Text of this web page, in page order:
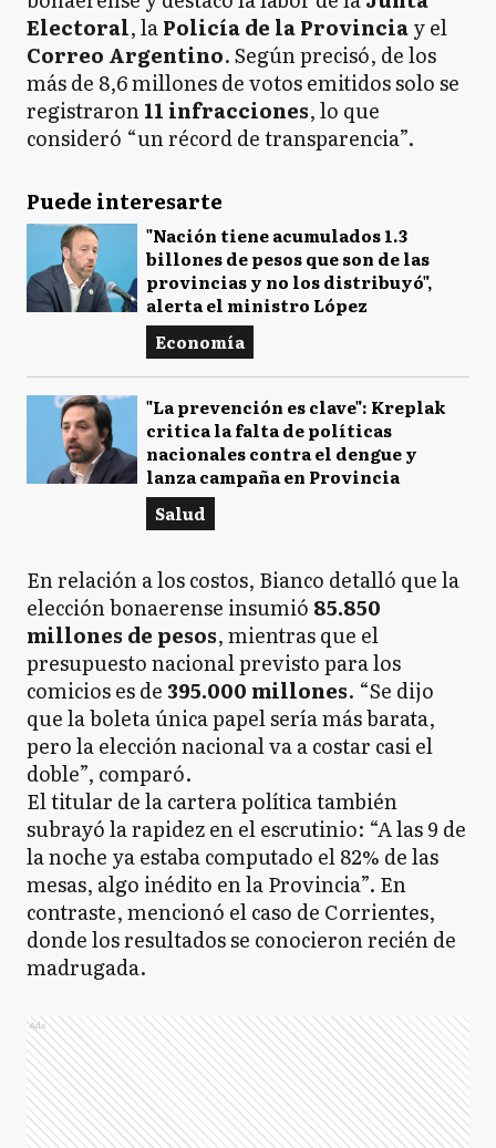
Electoral, laPolicía de la Provinciay el
Correo Argentino. Según precisó, de los
más de 8,6 millones de votos emitidos solo se
registraron11 infracciones, lo que
consideró “un récord de transparencia”.
Puede interesarte
"Nación tiene acumulados 1.3
billones de pesos que son de las
provincias y no los distribuyó",
alerta el ministro López
Economía
"La prevención es clave": Kreplak
critica la falta de políticas
nacionales contra el dengue y
lanza campaña en Provincia
Salud
En relación a los costos, Bianco detalló que la
elección bonaerense insumió 85.850
millones de pesos, mientras que el
presupuesto nacional previsto para los
comicios es de395.000 millones. “Se dijo
que la boleta única papel sería más barata,
pero la elección nacional va a costar casi el
doble”, comparó.
El titular de la cartera política también
subrayó la rapidez en el escrutinio: “A las 9 de
la noche ya estaba computado el 82% de las
mesas, algo inédito en la Provincia”. En
contraste, mencionó el caso de Corrientes,
donde los resultados se conocieron recién de
madrugada.
Ads